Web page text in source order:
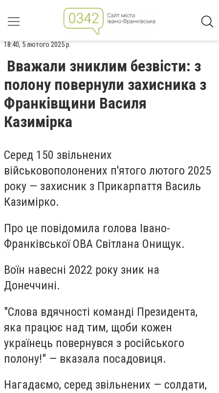
18:40, 5 лютого 2025 р.
Вважали зниклим безвісти: з
полону повернули захисника з
Франківщини Василя
Казимірка
Серед 150 звільнених
військовополонених п'ятого лютого 2025
року — захисник з Прикарпаття Василь
Казимірко.
Про це повідомила голова Івано-
Франківської ОВА Світлана Онищук.
Воїн навесні 2022 року зник на
Донеччині.
"Слова вдячності команді Президента,
яка працює над тим, щоби кожен
українець повернувся з російського
полону!" — вказала посадовиця.
Нагадаємо, серед звільнених — солдати,